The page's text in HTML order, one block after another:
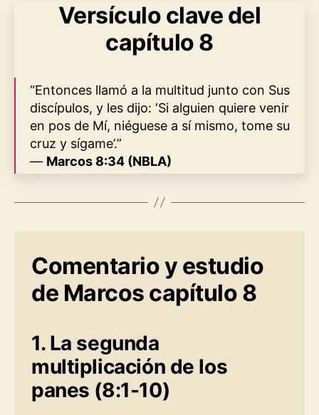
Versículo clave del
capítulo 8
“Entonces llamó a la multitud junto con Sus
discípulos, y les dijo: ‘Si alguien quiere venir
en pos de Mí, niéguese a sí mismo, tome su
cruz y sígame’.”
— Marcos 8:34 (NBLA)
Comentario y estudio
de Marcos capítulo 8
1. La segunda
multiplicación de los
panes (8:1-10)